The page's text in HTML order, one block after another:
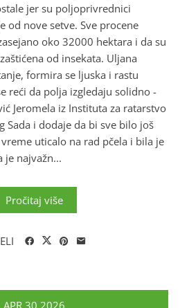
jer su poljoprivrednici
od nove setve. Sve procene
oko 32000 hektara i da su
od insekata. Uljana
formira se ljuska i rastu
reći da polja izgledaju solidno -
Jeromela iz Instituta za ratarstvo
Sada i dodaje da bi sve bilo još
uticalo na rad pčela i bila je
je najvažn...
Pročitaj više